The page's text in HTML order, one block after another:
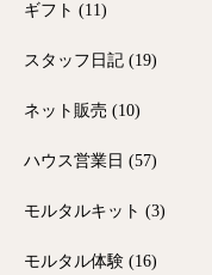
ギフト (11)
スタッフ日記 (19)
ネット販売 (10)
ハウス営業日 (57)
モルタルキット (3)
モルタル体験 (16)